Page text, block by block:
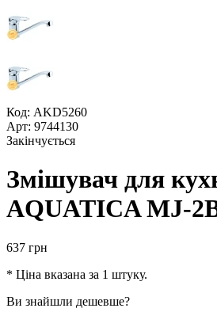
Код: AKD5260
Арт: 9744130
Закінчується
Змішувач для
AQUATICA MJ-
637 грн
* Ціна вказана за 1 штуку.
Ви знайшли дешевше?